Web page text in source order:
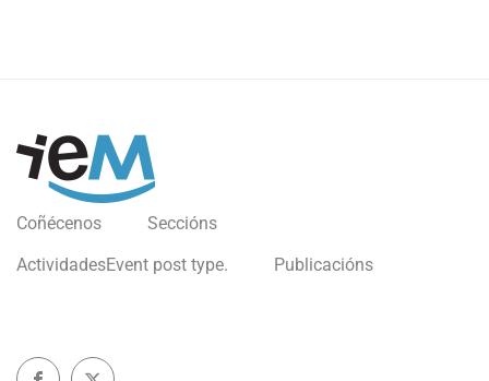
Coñécenos
Seccións
ActividadesEvent post type. Publicacións